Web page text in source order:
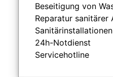
Beseitigung von
Reparatur sanitärer
Sanitärinstallationen
24h-Notdienst
Servicehotline